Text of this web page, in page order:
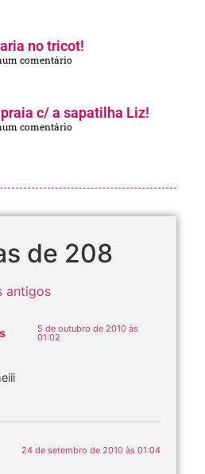
no tricot!
comentário
c/ a sapatilha Liz!
comentário
de 208
antigos
5 de outubro de 2010 às
01:02
24 de setembro de 2010 às 01:04